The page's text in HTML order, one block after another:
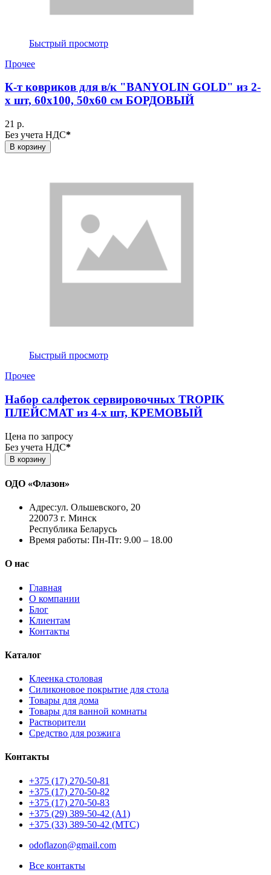
Быстрый просмотр
Прочее
К-т ковриков для в/к "BANYOLIN GOLD" из 2-
х шт, 60х100, 50х60 см БОРДОВЫЙ
21 р.
Без учета НДС*
В корзину
Быстрый просмотр
Прочее
Набор салфеток сервировочных TROPIK
ПЛЕЙСМАТ из 4-х шт, КРЕМОВЫЙ
Цена по запросу
Без учета НДС*
В корзину
ОДО «Флазон»
Адрес:ул. Ольшевского, 20
220073 г. Минск
Республика Беларусь
Время работы: Пн-Пт: 9.00 – 18.00
О нас
Главная
О компании
Блог
Клиентам
Контакты
Каталог
Клеенка столовая
Силиконовое покрытие для стола
Товары для дома
Товары для ванной комнаты
Растворители
Средство для розжига
Контакты
+375 (17) 270-50-81
+375 (17) 270-50-82
+375 (17) 270-50-83
+375 (29) 389-50-42 (А1)
+375 (33) 389-50-42 (МТС)
odoflazon@gmail.com
Все контакты